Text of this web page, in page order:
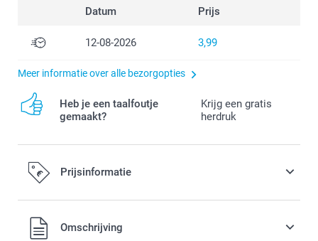
Datum Prijs
12-08-2026 3,99
Meer informatie over alle bezorgopties
Heb je een taalfoutje
gemaakt?
Krijg een gratis
herdruk
Prijsinformatie
Alle prijzen zijn in EURO (€) inclusief BTW en exclusief
verzendkosten.Omschrijving